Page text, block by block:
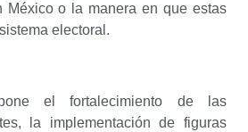
México o la manera en que estas
electoral.
el fortalecimiento de las
la implementación de figuras